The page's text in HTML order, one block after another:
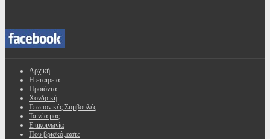
Αρχική
Η εταιρεία
Προϊόντα
Χονδρική
Γεωπονικές Συμβουλές
Τα νέα μας
Επικοινωνία
Που βρισκόμαστε